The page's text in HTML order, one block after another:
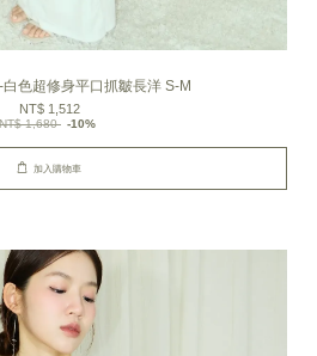
色超修身平口抓皺長洋 S-M
NT$ 1,512
NT$ 1,680 -10%
加入購物車